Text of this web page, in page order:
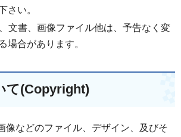
さい。
文書、画像ファイル他は、予告なく変
場合があります。
て(Copyright)
像などのファイル、デザイン、及びそ